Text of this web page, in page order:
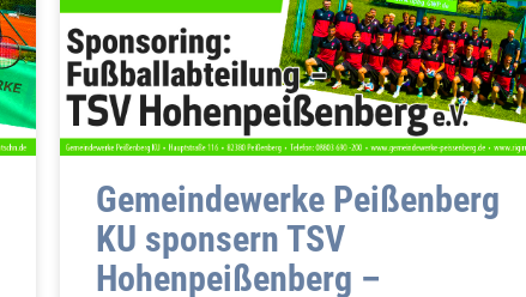
Gemeindewerke Peißenberg
KU sponsern TSV
Hohenpeißenberg –